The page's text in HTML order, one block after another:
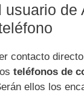
usuario de
contacto
teléfonos de
ellos los